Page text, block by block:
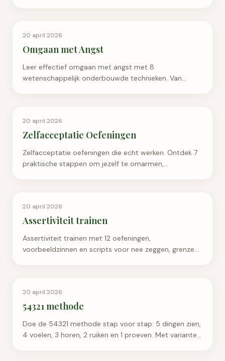
Emotioneel Welzijn
20 april 2026
Omgaan met Angst
Leer effectief omgaan met angst met 8
wetenschappelijk onderbouwde technieken. Van
Emotioneel Welzijn
20 april 2026
Zelfacceptatie Oefeningen
Zelfacceptatie oefeningen die echt werken. Ontdek 7
praktische stappen om jezelf te omarmen,
Emotioneel Welzijn
20 april 2026
Assertiviteit trainen
Assertiviteit trainen met 12 oefeningen,
voorbeeldzinnen en scripts voor nee zeggen, grenzen
Emotioneel Welzijn
20 april 2026
54321 methode
Doe de 54321 methode stap voor stap: 5 dingen zien,
4 voelen, 3 horen, 2 ruiken en 1 proeven. Met varianten,